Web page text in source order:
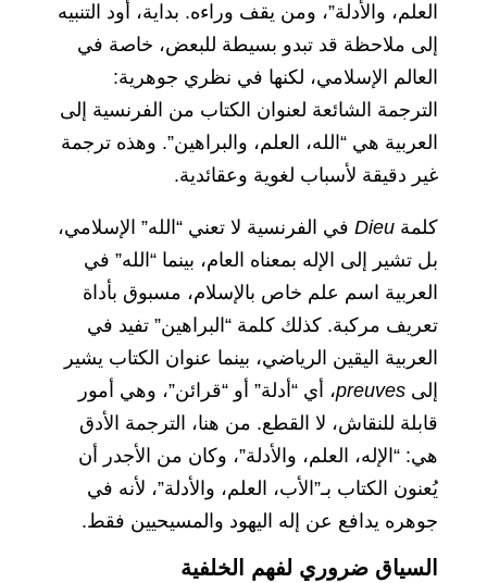
العلم، والأدلة”، ومن يقف وراءه. بداية، أود التنبيه
إلى ملاحظة قد تبدو بسيطة للبعض، خاصة في
العالم الإسلامي، لكنها في نظري جوهرية:
الترجمة الشائعة لعنوان الكتاب من الفرنسية إلى
العربية هي “الله، العلم، والبراهين”. وهذه ترجمة
غير دقيقة لأسباب لغوية وعقائدية.
كلمة Dieuفي الفرنسية لا تعني “الله” الإسلامي،
بل تشير إلى الإله بمعناه العام، بينما “الله” في
العربية اسم علم خاص بالإسلام، مسبوق بأداة
تعريف مركبة. كذلك كلمة “البراهين” تفيد في
العربية اليقين الرياضي، بينما عنوان الكتاب يشير
إلى preuves، أي “أدلة” أو “قرائن”، وهي أمور
قابلة للنقاش، لا القطع. من هنا، الترجمة الأدق
هي: “الإله، العلم، والأدلة”، وكان من الأجدر أن
يُعنون الكتاب بـ”الأب، العلم، والأدلة”، لأنه في
جوهره يدافع عن إله اليهود والمسيحيين فقط.
السياق ضروري لفهم الخلفية